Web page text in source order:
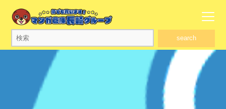
search